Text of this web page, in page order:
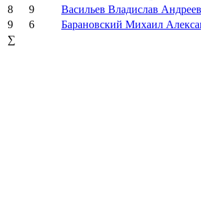
8
9 Васильев Владислав
9
6 Барановский Михаил
∑